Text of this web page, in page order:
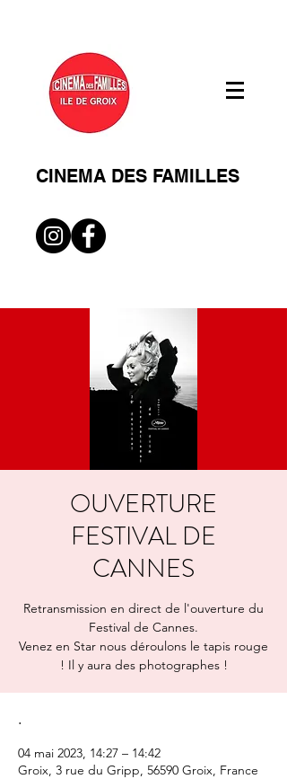
CINEMA DES FAMILLES
OUVERTURE
FESTIVAL DE
CANNES
Retransmission en direct de l'ouverture du
Festival de Cannes.
Venez en Star nous déroulons le tapis rouge
! Il y aura des photographes !
.
04 mai 2023, 14:27 – 14:42
Groix, 3 rue du Gripp, 56590 Groix, France